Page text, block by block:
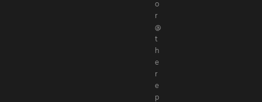
o
r
@
t
h
e
r
e
p